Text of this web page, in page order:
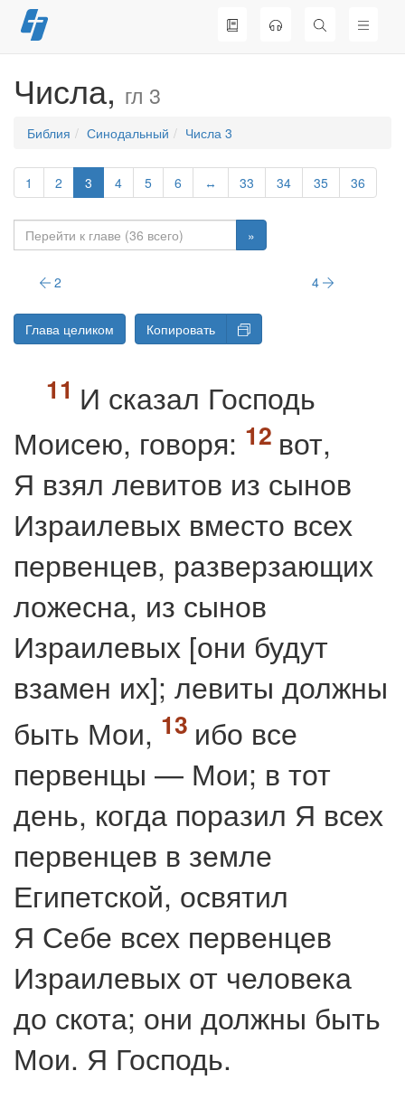
Перейти
к
Числа, гл 3
Библия Синодальный Числа 3
1 2 3 4 5 6 ↔ 33 34 35 36
»
2 4
Глава целиком Копировать
И сказал Господь
Моисею, говоря:
вот,
Я взял левитов из сынов
Израилевых вместо всех
первенцев, разверзающих
ложесна, из сынов
Израилевых [они будут
взамен их]; левиты должны
быть Мои,
ибо все
первенцы — Мои; в тот
день, когда поразил Я всех
первенцев в земле
Египетской, освятил
Я Себе всех первенцев
Израилевых от человека
до скота; они должны быть
Мои. Я Господь.